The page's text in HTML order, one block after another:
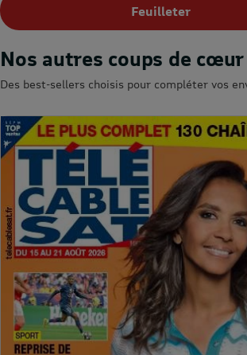
Feuilleter
Nos autres coups de
Des best-sellers choisis pour compléter vos